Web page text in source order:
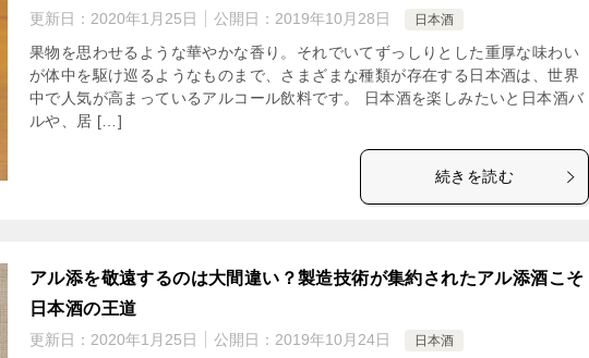
更新日： 2020年1月25日 公開日： 2019年10月28日 日本酒
果物を思わせるような華やかな香り。それでいてずっしりとした重厚な味わい
が体中を駆け巡るようなものまで、さまざまな種類が存在する日本酒は、世界
中で人気が高まっているアルコール飲料です。 日本酒を楽しみたいと日本酒バ
ルや、居 […]
続きを読む
アル添を敬遠するのは大間違い？製造技術が集約されたアル添酒こそ
日本酒の王道
更新日： 2020年1月25日 公開日： 2019年10月24日 日本酒